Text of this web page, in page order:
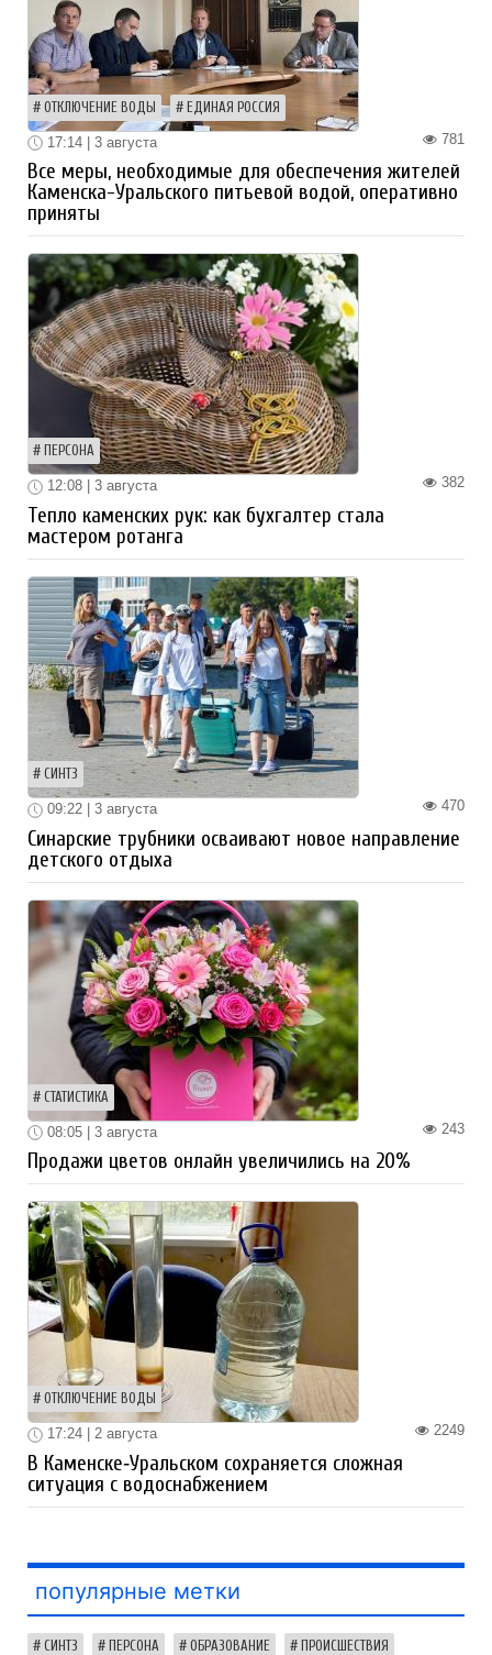
ОТКЛЮЧЕНИЕ ВОДЫ ЕДИНАЯ РОССИЯ
781
17:14 | 3 августа
Все меры, необходимые для обеспечения жителей
Каменска-Уральского питьевой водой, оперативно
приняты
ПЕРСОНА
382
12:08 | 3 августа
Тепло каменских рук: как бухгалтер стала
мастером ротанга
СИНТЗ
470
09:22 | 3 августа
Синарские трубники осваивают новое направление
детского отдыха
СТАТИСТИКА
243
08:05 | 3 августа
Продажи цветов онлайн увеличились на 20%
ОТКЛЮЧЕНИЕ ВОДЫ
2249
17:24 | 2 августа
В Каменске‑Уральском сохраняется сложная
ситуация с водоснабжением
популярные метки
СИНТЗ ПЕРСОНА ОБРАЗОВАНИЕ ПРОИСШЕСТВИЯ